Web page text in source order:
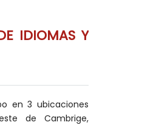
IDIOMAS Y
en 3 ubicaciones
de Cambrige,